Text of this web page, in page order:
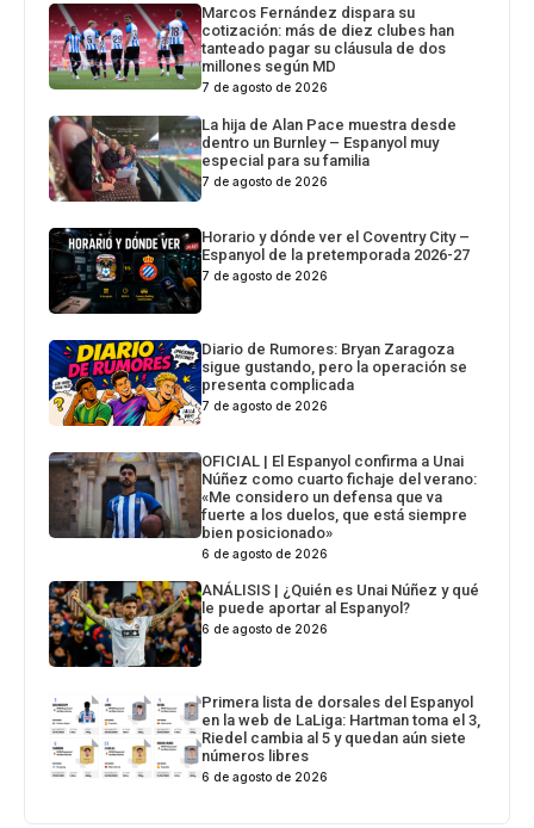
Marcos Fernández dispara su
cotización: más de diez clubes han
tanteado pagar su cláusula de dos
millones según MD
7 de agosto de 2026
La hija de Alan Pace muestra desde
dentro un Burnley – Espanyol muy
especial para su familia
7 de agosto de 2026
Horario y dónde ver el Coventry City –
Espanyol de la pretemporada 2026-27
7 de agosto de 2026
Diario de Rumores: Bryan Zaragoza
sigue gustando, pero la operación se
presenta complicada
7 de agosto de 2026
OFICIAL | El Espanyol confirma a Unai
Núñez como cuarto fichaje del verano:
«Me considero un defensa que va
fuerte a los duelos, que está siempre
bien posicionado»
6 de agosto de 2026
ANÁLISIS | ¿Quién es Unai Núñez y qué
le puede aportar al Espanyol?
6 de agosto de 2026
Primera lista de dorsales del Espanyol
en la web de LaLiga: Hartman toma el 3,
Riedel cambia al 5 y quedan aún siete
números libres
6 de agosto de 2026